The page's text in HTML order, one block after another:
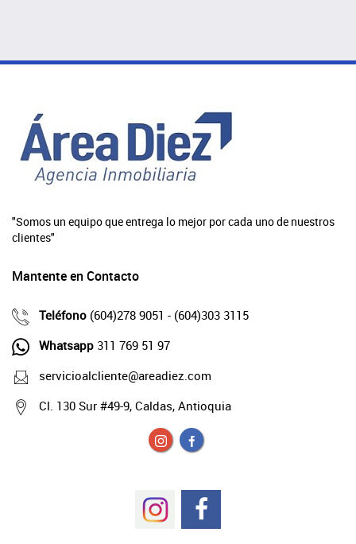
"Somos un equipo que entrega lo mejor por cada uno de nuestros
clientes"
Mantente en Contacto
Teléfono (604)278 9051 - (604)303 3115
Whatsapp 311 769 51 97
servicioalcliente@areadiez.com
Cl. 130 Sur #49-9, Caldas, Antioquia